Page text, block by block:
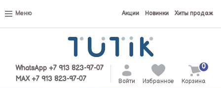
Меню Акции Новинки Хиты продаж
WhatsApp +7 913 823-97-07
MAX +7 913 823-97-07
Войти Избранное Корзина
0